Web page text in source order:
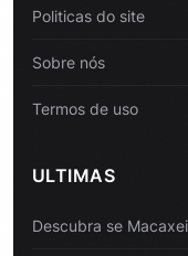
Politicas do site
Sobre nós
Termos de uso
ULTIMAS
Descubra se